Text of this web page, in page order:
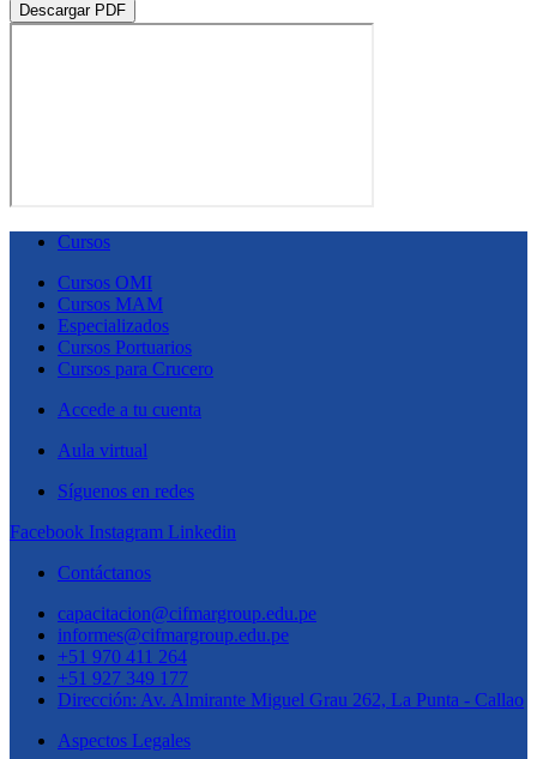
Descargar PDF
Cursos
Cursos OMI
Cursos MAM
Especializados
Cursos Portuarios
Cursos para Crucero
Accede a tu cuenta
Aula virtual
Síguenos en redes
Facebook Instagram Linkedin
Contáctanos
capacitacion@cifmargroup.edu.pe
informes@cifmargroup.edu.pe
+51 970 411 264
+51 927 349 177
Dirección: Av. Almirante Miguel Grau 262, La Punta - Callao
Aspectos Legales